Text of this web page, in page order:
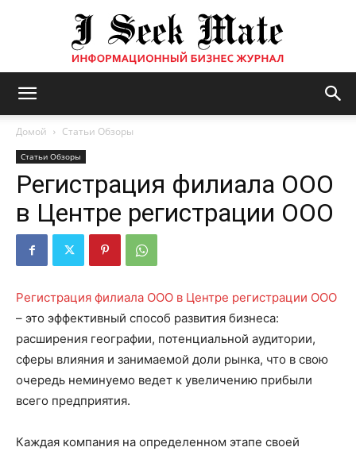
журнал
ISM
Домой Статьи Обзоры
Статьи Обзоры
Регистрация филиала ООО
в Центре регистрации ООО
Регистрация филиала ООО в Центре регистрации ООО
– это эффективный способ развития бизнеса:
расширения географии, потенциальной аудитории,
сферы влияния и занимаемой доли рынка, что в свою
очередь неминуемо ведет к увеличению прибыли
всего предприятия.
Каждая компания на определенном этапе своей